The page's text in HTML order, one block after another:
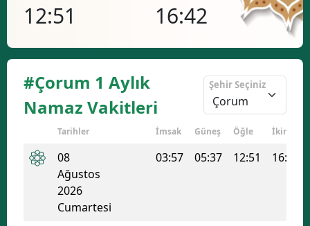
Burdur
Çanakkale
12:51 16:42
#Çorum 1 Aylık
Namaz Vakitleri
Şehir Seçiniz
Tarihler İmsak Güneş Öğle İkindi
08
Ağustos
2026
Cumartesi
03:57 05:37 12:51 16:42